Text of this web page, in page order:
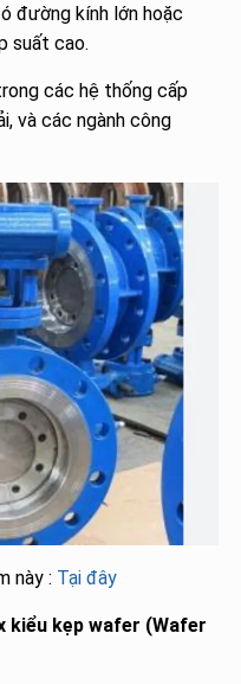
đường kính lớn hoặc
suất cao.
các hệ thống cấp
và các ngành công
này : Tại đây
kiểu kẹp wafer (Wafer